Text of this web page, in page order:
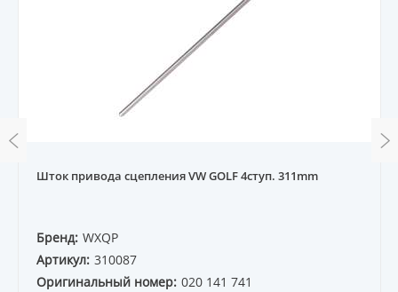
Шток привода сцепления VW GOLF 4ступ. 311mm
Бренд: WXQP
Артикул: 310087
Оригинальный номер: 020 141 741